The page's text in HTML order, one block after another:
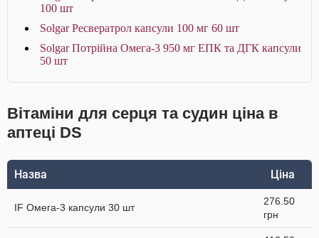
100 шт
Solgar Ресвератрол капсули 100 мг 60 шт
Solgar Потрійна Омега-3 950 мг ЕПК та ДГК капсули
50 шт
Вітаміни для серця та судин ціна в
аптеці DS
Назва Ціна
IF Омега-3 капсули 30 шт
276.50
грн